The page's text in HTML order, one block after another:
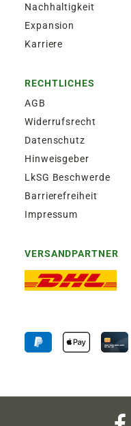
Nachhaltigkeit
Expansion
Karriere
RECHTLICHES
AGB
Widerrufsrecht
Datenschutz
Hinweisgeber
LkSG Beschwerde
Barrierefreiheit
Impressum
VERSANDPARTNER